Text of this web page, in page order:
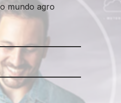
mundo agro